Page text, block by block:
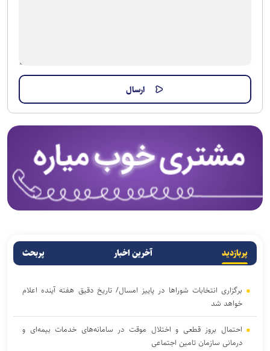
پربازدید آخرین اخبار پربحث
برگزاری انتخابات شوراها در پاییز امسال/ تاریخ دقیق هفته آینده اعلام
خواهد شد
احتمال بروز قطعی و اختلال موقت در سامانه‌های خدمات بیمه‌ای و
درمانی سازمان تامین اجتماعی